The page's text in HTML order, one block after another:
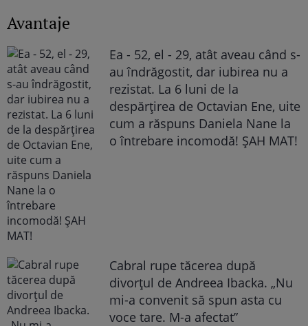
Avantaje
Ea - 52, el - 29, atât aveau când s-
au îndrăgostit, dar iubirea nu a
rezistat. La 6 luni de la
despărțirea de Octavian Ene, uite
cum a răspuns Daniela Nane la
o întrebare incomodă! ȘAH MAT!
Cabral rupe tăcerea după
divorțul de Andreea Ibacka. „Nu
mi-a convenit să spun asta cu
voce tare. M-a afectat”